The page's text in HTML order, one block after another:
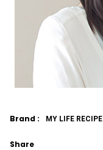
Brand : MY LIFE RECIPE
Share